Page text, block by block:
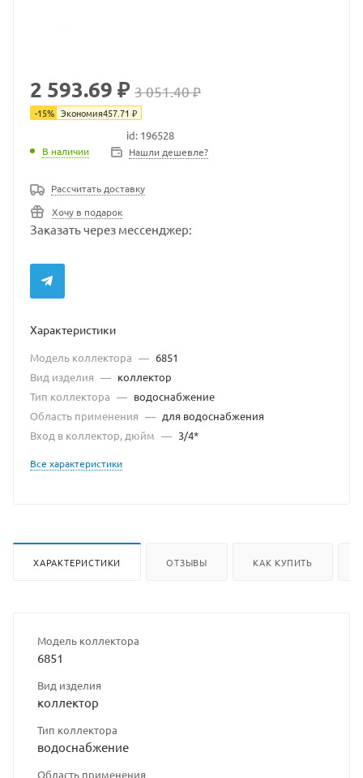
2 593.69 ₽ 3 051.40 ₽
-15% Экономия457.71 ₽
id: 196528
В наличии Нашли дешевле?
Рассчитать доставку
Хочу в подарок
Заказать через мессенджер:
Характеристики
Модель коллектора — 6851
Вид изделия — коллектор
Тип коллектора — водоснабжение
Область применения — для водоснабжения
Вход в коллектор, дюйм — 3/4*
Все характеристики
ХАРАКТЕРИСТИКИ ОТЗЫВЫ КАК КУПИТЬ
Модель коллектора
6851
Вид изделия
коллектор
Тип коллектора
водоснабжение
Область применения